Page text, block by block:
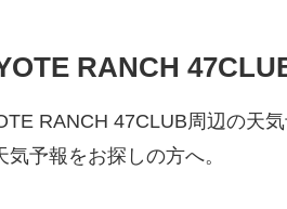
RANCH
RANCH 47CLUB周辺の天
気予報をお探しの方へ。